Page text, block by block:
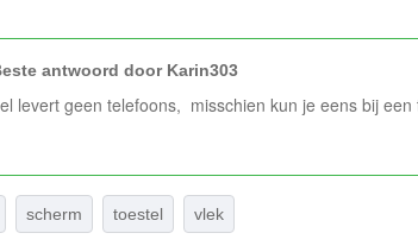
antwoord doorKarin303
levert geen telefoons, misschien kun je eens bij
scherm toestel vlek